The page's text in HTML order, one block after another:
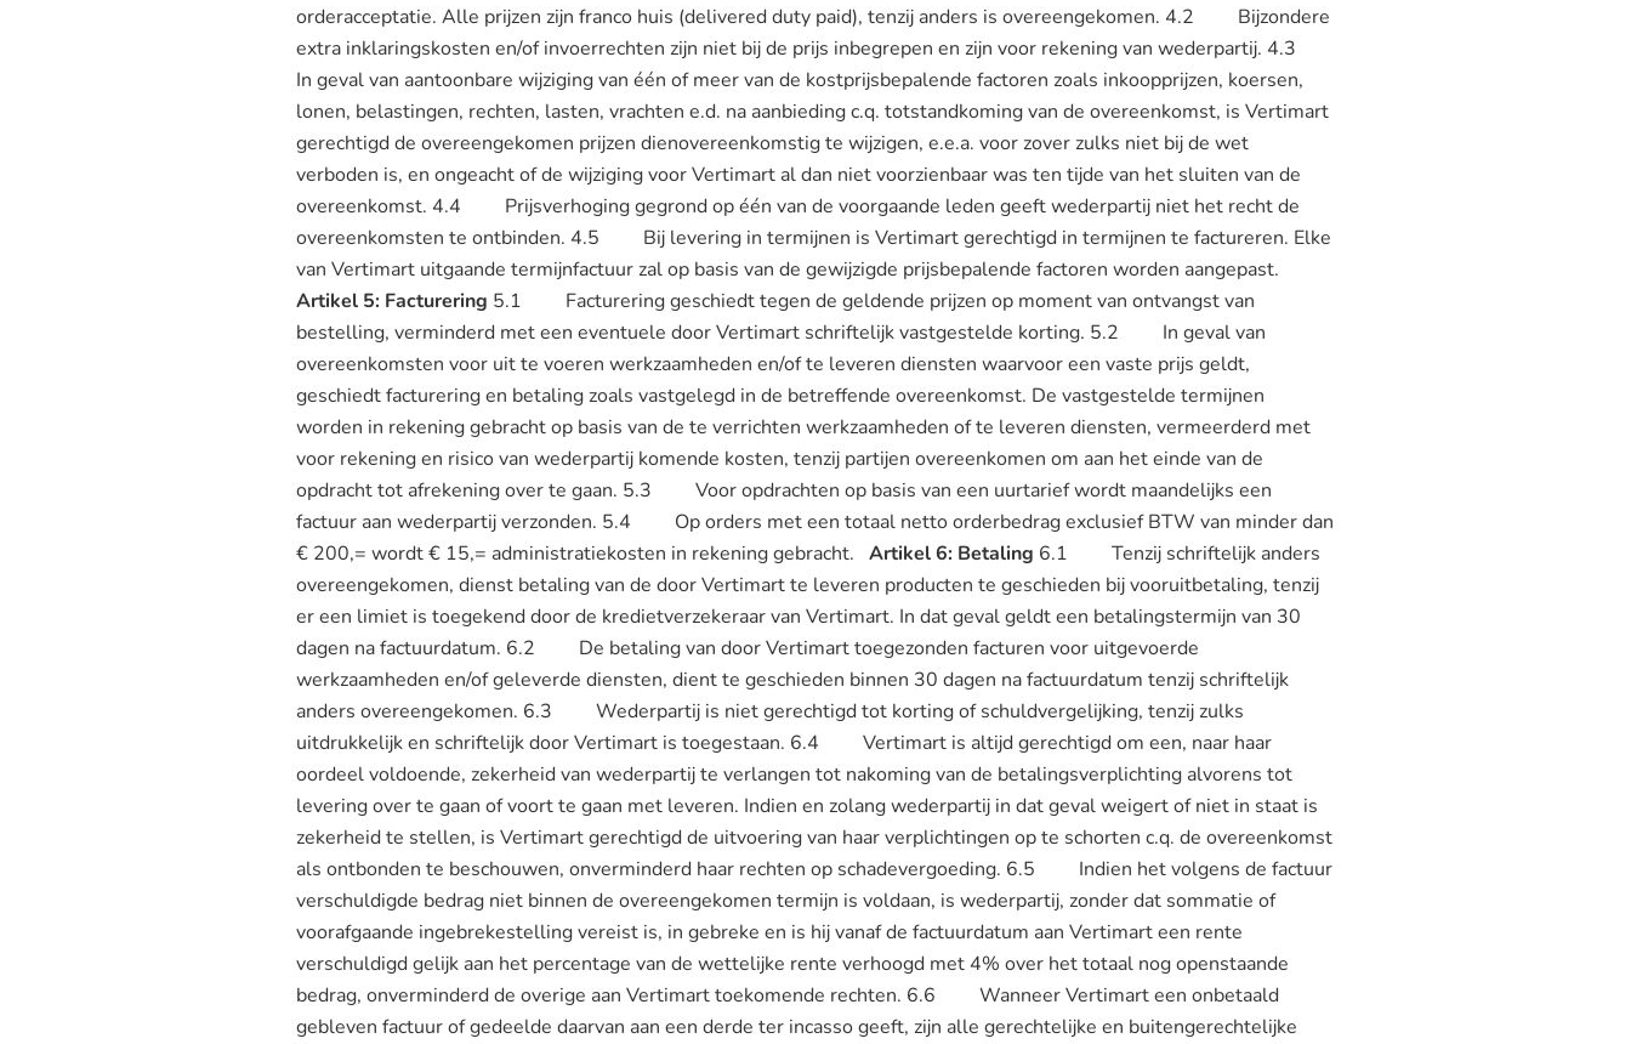
orderacceptatie. Alle prijzen zijn franco huis (delivered duty paid), tenzij anders is overeengekomen. 4.2 Bijzondere
extra inklaringskosten en/of invoerrechten zijn niet bij de prijs inbegrepen en zijn voor rekening van wederpartij. 4.3
In geval van aantoonbare wijziging van één of meer van de kostprijsbepalende factoren zoals inkoopprijzen, koersen,
lonen, belastingen, rechten, lasten, vrachten e.d. na aanbieding c.q. totstandkoming van de overeenkomst, is Vertimart
gerechtigd de overeengekomen prijzen dienovereenkomstig te wijzigen, e.e.a. voor zover zulks niet bij de wet
verboden is, en ongeacht of de wijziging voor Vertimart al dan niet voorzienbaar was ten tijde van het sluiten van de
overeenkomst. 4.4 Prijsverhoging gegrond op één van de voorgaande leden geeft wederpartij niet het recht de
overeenkomsten te ontbinden. 4.5 Bij levering in termijnen is Vertimart gerechtigd in termijnen te factureren. Elke
van Vertimart uitgaande termijnfactuur zal op basis van de gewijzigde prijsbepalende factoren worden aangepast.
Artikel 5: Facturering 5.1 Facturering geschiedt tegen de geldende prijzen op moment van ontvangst van
bestelling, verminderd met een eventuele door Vertimart schriftelijk vastgestelde korting. 5.2 In geval van
overeenkomsten voor uit te voeren werkzaamheden en/of te leveren diensten waarvoor een vaste prijs geldt,
geschiedt facturering en betaling zoals vastgelegd in de betreffende overeenkomst. De vastgestelde termijnen
worden in rekening gebracht op basis van de te verrichten werkzaamheden of te leveren diensten, vermeerderd met
voor rekening en risico van wederpartij komende kosten, tenzij partijen overeenkomen om aan het einde van de
opdracht tot afrekening over te gaan. 5.3 Voor opdrachten op basis van een uurtarief wordt maandelijks een
factuur aan wederpartij verzonden. 5.4 Op orders met een totaal netto orderbedrag exclusief BTW van minder dan
€ 200,= wordt € 15,= administratiekosten in rekening gebracht. Artikel 6: Betaling 6.1 Tenzij schriftelijk anders
overeengekomen, dienst betaling van de door Vertimart te leveren producten te geschieden bij vooruitbetaling, tenzij
er een limiet is toegekend door de kredietverzekeraar van Vertimart. In dat geval geldt een betalingstermijn van 30
dagen na factuurdatum. 6.2 De betaling van door Vertimart toegezonden facturen voor uitgevoerde
werkzaamheden en/of geleverde diensten, dient te geschieden binnen 30 dagen na factuurdatum tenzij schriftelijk
anders overeengekomen. 6.3 Wederpartij is niet gerechtigd tot korting of schuldvergelijking, tenzij zulks
uitdrukkelijk en schriftelijk door Vertimart is toegestaan. 6.4 Vertimart is altijd gerechtigd om een, naar haar
oordeel voldoende, zekerheid van wederpartij te verlangen tot nakoming van de betalingsverplichting alvorens tot
levering over te gaan of voort te gaan met leveren. Indien en zolang wederpartij in dat geval weigert of niet in staat is
zekerheid te stellen, is Vertimart gerechtigd de uitvoering van haar verplichtingen op te schorten c.q. de overeenkomst
als ontbonden te beschouwen, onverminderd haar rechten op schadevergoeding. 6.5 Indien het volgens de factuur
verschuldigde bedrag niet binnen de overeengekomen termijn is voldaan, is wederpartij, zonder dat sommatie of
voorafgaande ingebrekestelling vereist is, in gebreke en is hij vanaf de factuurdatum aan Vertimart een rente
verschuldigd gelijk aan het percentage van de wettelijke rente verhoogd met 4% over het totaal nog openstaande
bedrag, onverminderd de overige aan Vertimart toekomende rechten. 6.6 Wanneer Vertimart een onbetaald
gebleven factuur of gedeelde daarvan aan een derde ter incasso geeft, zijn alle gerechtelijke en buitengerechtelijke